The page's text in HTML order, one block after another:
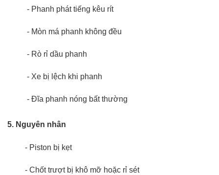
- Phanh phát tiếng kêu rít
- Mòn má phanh không đều
- Rò rỉ dầu phanh
- Xe bị lệch khi phanh
- Đĩa phanh nóng bất thường
5. Nguyên nhân
- Piston bị kẹt
- Chốt trượt bị khô mỡ hoặc rỉ sét